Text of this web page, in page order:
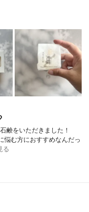
鹸をいただきました！
悩む方におすすめなんだっ
る